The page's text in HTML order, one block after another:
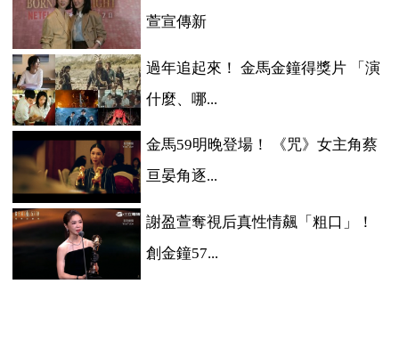
萱宣傳新
過年追起來！ 金馬金鐘得獎片 「演
什麼、哪...
金馬59明晚登場！ 《咒》女主角蔡
亘晏角逐...
謝盈萱奪視后真性情飆「粗口」！
創金鐘57...